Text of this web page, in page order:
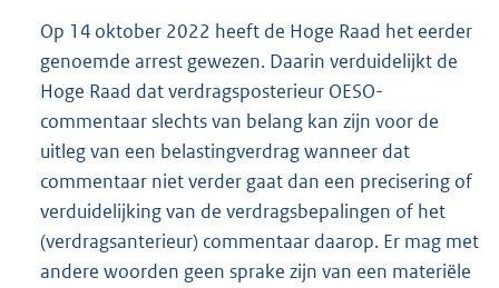
Op 14 oktober 2022 heeft de Hoge Raad het eerder
genoemde arrest gewezen. Daarin verduidelijkt de
Hoge Raad dat verdragsposterieur OESO-
commentaar slechts van belang kan zijn voor de
uitleg van een belastingverdrag wanneer dat
commentaar niet verder gaat dan een precisering of
verduidelijking van de verdragsbepalingen of het
(verdragsanterieur) commentaar daarop. Er mag met
andere woorden geen sprake zijn van een materiële